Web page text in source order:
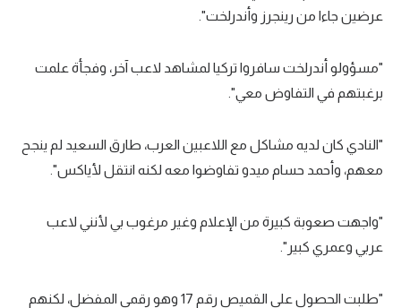
أقسام خاصة
ميركاتو
تقرير في الجول
حكايات في الجول
كويز في الجول
فيديو في الجول
عرضين جاءا من رينجرز وأندرلخت".
"مسؤولو أندرلخت سافروا تركيا لمشاهد لاعب آخر، وفجأة علمت
برغبتهم في التفاوض معي".
"النادي كان لديه مشاكل مع اللاعبين العرب، طارق السعيد لم ينجح
معهم، وأحمد حسام ميدو تفاوضوا معه لكنه انتقل لأياكس".
"واجهت صعوبة كبيرة من الإعلام وغير مرغوب بي لأنني لاعب
عربي وعمري كبير".
"طلبت الحصول على القميص رقم 17 وهو رقمي المفضل، لكنهم